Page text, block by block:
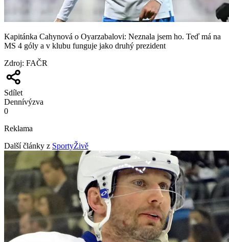
Kapitánka Cahynová o Oyarzabalovi: Neznala jsem ho. Teď má na
MS 4 góly a v klubu funguje jako druhý prezident
Zdroj: FAČR
Sdílet
Dennívýzva
0
Reklama
Další články z SportyŽivě